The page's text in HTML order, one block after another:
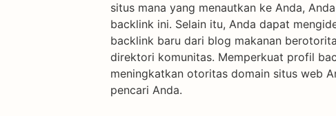
situs mana yang menautkan ke Anda,
backlink ini. Selain itu, Anda dapat
backlink baru dari blog makanan
direktori komunitas. Memperkuat profil
meningkatkan otoritas domain situs web
pencari Anda.